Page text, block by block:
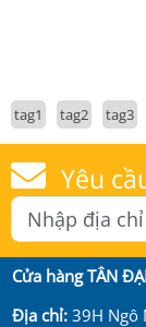
tag1 tag2 tag3
Yêu
Cửa hàng TÂN
Địa chỉ:39H Ngô